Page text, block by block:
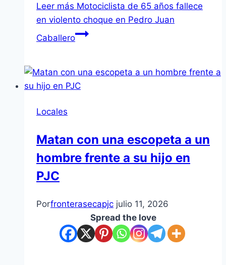
Leer más Motociclista de 65 años fallece
en violento choque en Pedro Juan
Caballero
Locales
Matan con una escopeta a un
hombre frente a su hijo en
PJC
Porfronterasecapjc julio 11, 2026
Spread the love